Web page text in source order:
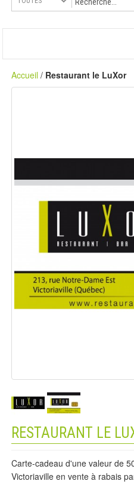
Accueil / Restaurant le LuXor
RESTAURANT LE
Carte-cadeau d'une valeur de
Victoriaville en vente à rabais